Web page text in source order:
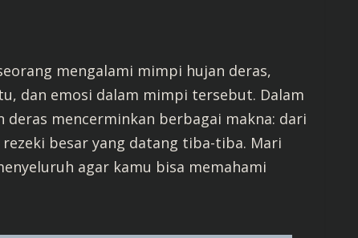
mengalami mimpi hujan deras,
dan emosi dalam mimpi tersebut. Dalam
mencerminkan berbagai makna: dari
besar yang datang tiba-tiba. Mari
agar kamu bisa memahami